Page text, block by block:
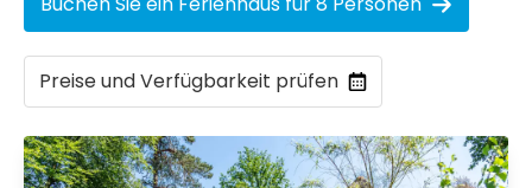
Preise und Verfügbarkeit prüfen